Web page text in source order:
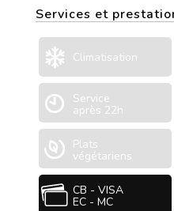
Services et
Climatisation
Service
après 22h
Plats
végétariens
CB - VISA
EC - MC